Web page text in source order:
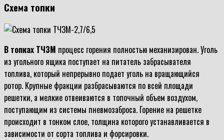
Схема топки
В топках ТЧЗМ процесс горения полностью механизирован. Уголь
из угольного ящика поступает на питатель забрасывателя
топлива, который непрерывно подает уголь на вращающийся
ротор. Крупные фракции разбрасываются по всей площади
решетки, а мелкие отвеиваются в топочный объем воздухом,
поступающим из системы пневмозаброса. Горение на решетке
происходит в тонком слое, толщина которого устанавливается в
зависимости от сорта топлива и форсировки.